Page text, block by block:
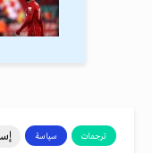
ترجمات سياسة